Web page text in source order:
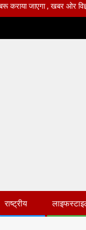
जाएगा , खबर ओर
राष्ट्रीय